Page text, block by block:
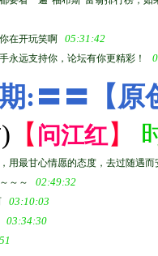
在开玩笑啊
05:31:42
永远支持你，论坛有你更精彩！
:〓〓【
【 问江红 】
用最甘心情愿的态度，去过随遇
～～
02:49:32
03:10:03
03:34:30